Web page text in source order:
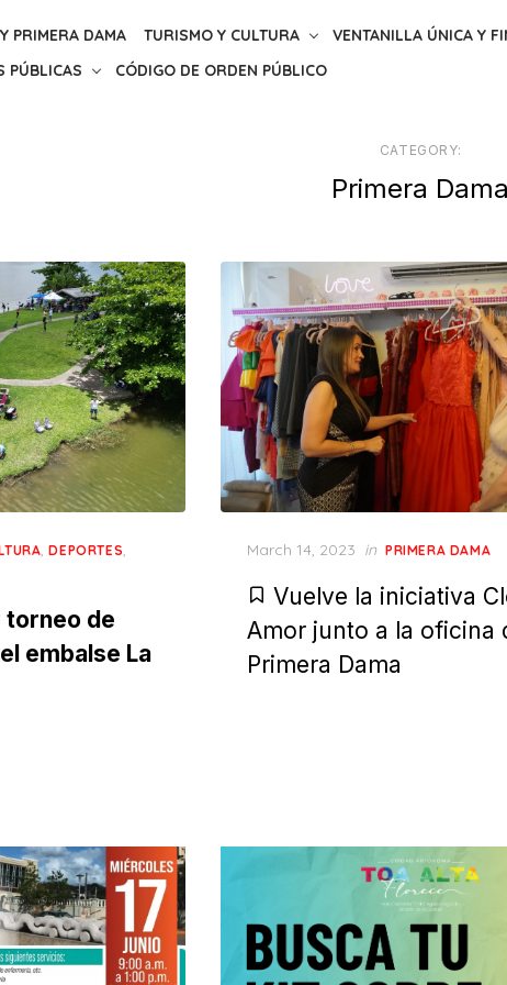
PRIMERA DAMA TURISMO Y CULTURA VENTANILLA ÚNICA Y
PÚBLICAS
CÓDIGO DE ORDEN PÚBLICO
CATEGORY:
Primera Dama
,DEPORTES
torneo de
embalse La
Posted
March 14, 2023 in PRIMERA DAMA
Vuelve la iniciativa
Amor junto a la oficina
Primera Dama